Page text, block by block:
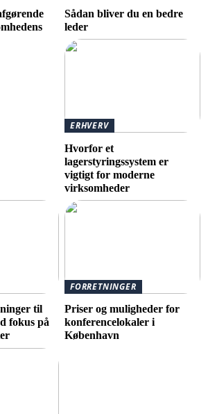
Sådan bliver du en bedre
leder
ERHVERV
Hvorfor et
lagerstyringssystem er
vigtigt for moderne
virksomheder
til
fokus på
FORRETNINGER
Priser og muligheder for
konferencelokaler i
København